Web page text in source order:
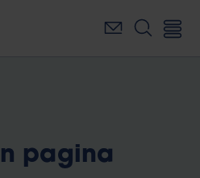
pagina